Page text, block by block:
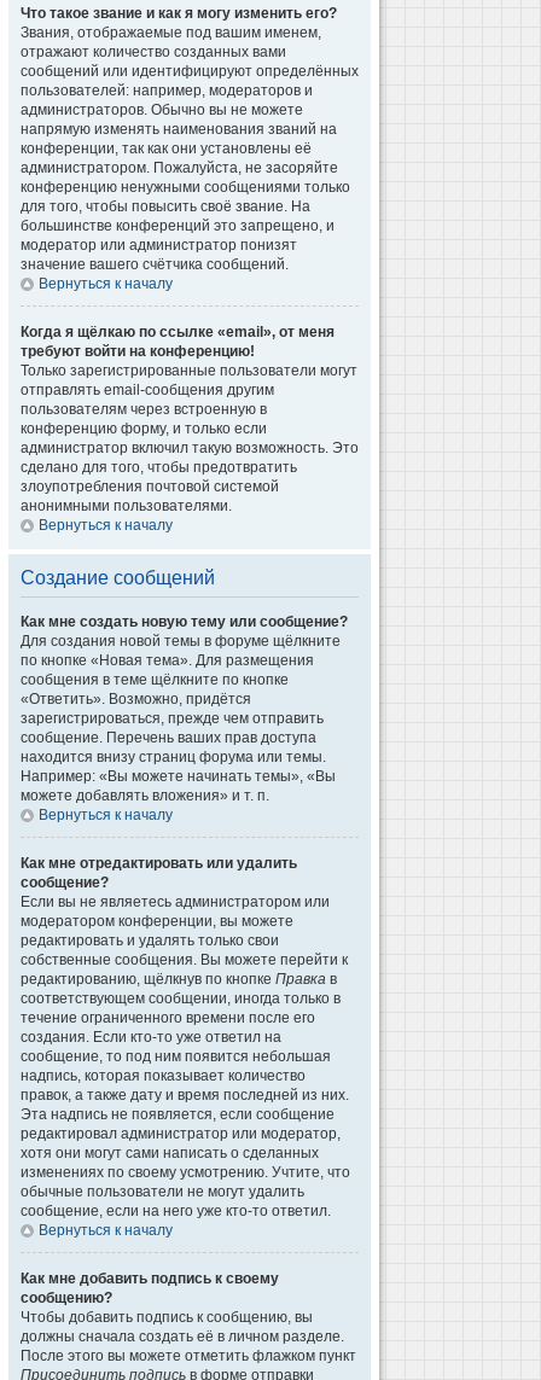
Что такое звание и как я могу изменить его?
Звания, отображаемые под вашим именем,
отражают количество созданных вами
сообщений или идентифицируют определённых
пользователей: например, модераторов и
администраторов. Обычно вы не можете
напрямую изменять наименования званий на
конференции, так как они установлены её
администратором. Пожалуйста, не засоряйте
конференцию ненужными сообщениями только
для того, чтобы повысить своё звание. На
большинстве конференций это запрещено, и
модератор или администратор понизят
значение вашего счётчика сообщений.
Вернуться к началу
Когда я щёлкаю по ссылке «email», от меня
требуют войти на конференцию!
Только зарегистрированные пользователи могут
отправлять email-сообщения другим
пользователям через встроенную в
конференцию форму, и только если
администратор включил такую возможность. Это
сделано для того, чтобы предотвратить
злоупотребления почтовой системой
анонимными пользователями.
Вернуться к началу
Создание сообщений
Как мне создать новую тему или сообщение?
Для создания новой темы в форуме щёлкните
по кнопке «Новая тема». Для размещения
сообщения в теме щёлкните по кнопке
«Ответить». Возможно, придётся
зарегистрироваться, прежде чем отправить
сообщение. Перечень ваших прав доступа
находится внизу страниц форума или темы.
Например: «Вы можете начинать темы», «Вы
можете добавлять вложения» и т. п.
Вернуться к началу
Как мне отредактировать или удалить
сообщение?
Если вы не являетесь администратором или
модератором конференции, вы можете
редактировать и удалять только свои
собственные сообщения. Вы можете перейти к
редактированию, щёлкнув по кнопке Правка в
соответствующем сообщении, иногда только в
течение ограниченного времени после его
создания. Если кто-то уже ответил на
сообщение, то под ним появится небольшая
надпись, которая показывает количество
правок, а также дату и время последней из них.
Эта надпись не появляется, если сообщение
редактировал администратор или модератор,
хотя они могут сами написать о сделанных
изменениях по своему усмотрению. Учтите, что
обычные пользователи не могут удалить
сообщение, если на него уже кто-то ответил.
Вернуться к началу
Как мне добавить подпись к своему
сообщению?
Чтобы добавить подпись к сообщению, вы
должны сначала создать её в личном разделе.
После этого вы можете отметить флажком пункт
Присоединить подпись в форме отправки